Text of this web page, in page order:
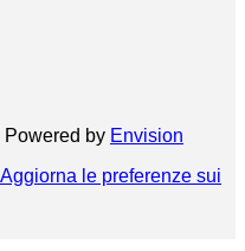
by Envision
Aggiorna le preferenze sui